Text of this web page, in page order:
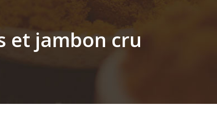
et jambon cru